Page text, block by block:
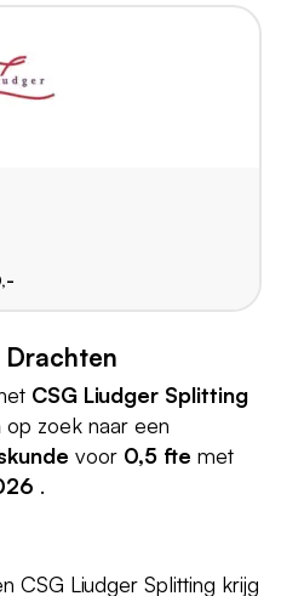
CSG Liudger Splitting
op zoek naar een
voor 0,5 fte met
.
CSG Liudger Splitting krijg